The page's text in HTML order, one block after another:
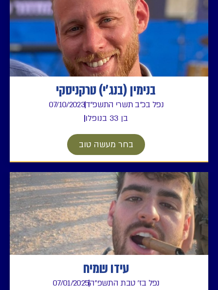
בנימין (בנג'י) טרקניסקי
נפל בכ"ב תשרי התשפ"ד07/10/2023
בן 33 בנופלו
בחר מעשה טוב
עידו שמיח
נפל בז' טבת התשפ"ה07/01/2025